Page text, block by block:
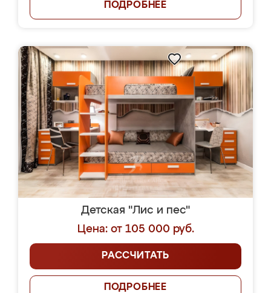
ПОДРОБНЕЕ
Детская "Лис и пес"
Цена: от 105 000 руб.
РАССЧИТАТЬ
ПОДРОБНЕЕ